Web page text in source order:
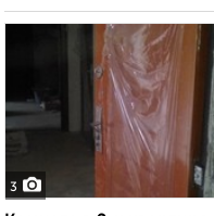
3